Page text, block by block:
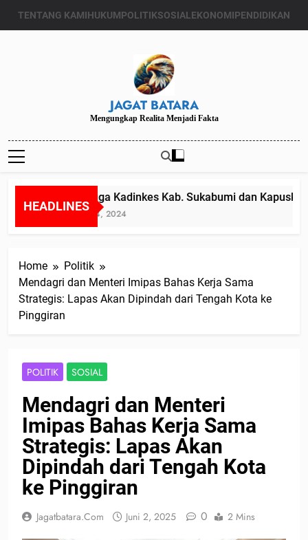
TENTANG KAMIHUKUMPOLITIKSOSIALEKONOMIPENDIDIKAN
JAGAT BATARA
Mengungkap Realita Menjadi Fakta
HEADLINES
Diduga Kadinkes Kab. Sukabumi dan
Juli 24, 2024
Home
Politik
Mendagri dan Menteri Imipas Bahas Kerja Sama
Strategis: Lapas Akan Dipindah dari Tengah Kota ke
Pinggiran
POLITIK SOSIAL
Mendagri dan Menteri
Imipas Bahas Kerja Sama
Strategis: Lapas Akan
Dipindah dari Tengah Kota
ke Pinggiran
Jagatbatara.com Juni 2, 2025 0 2 Mins